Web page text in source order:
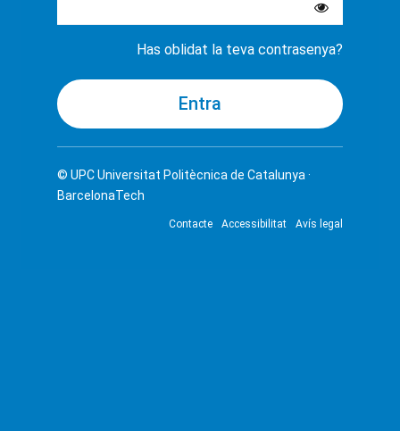
Has oblidat la teva contrasenya?
© UPCUniversitat Politècnica de Catalunya ·
BarcelonaTech
Contacte Accessibilitat Avís legal